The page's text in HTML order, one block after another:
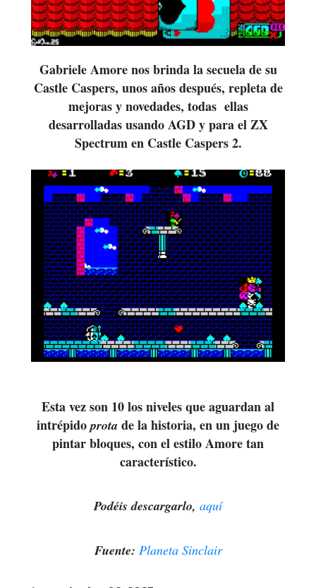
Gabriele Amore nos brinda la secuela de su
Castle Caspers, unos años después, repleta de
mejoras y novedades, todas ellas
desarrolladas usando AGD y para el ZX
Spectrum en Castle Caspers 2.
Esta vez son 10 los niveles que aguardan al
intrépidoprota de la historia, en un juego de
pintar bloques, con el estilo Amore tan
característico.
Podéis descargarlo, aquí
Fuente: Planeta Sinclair